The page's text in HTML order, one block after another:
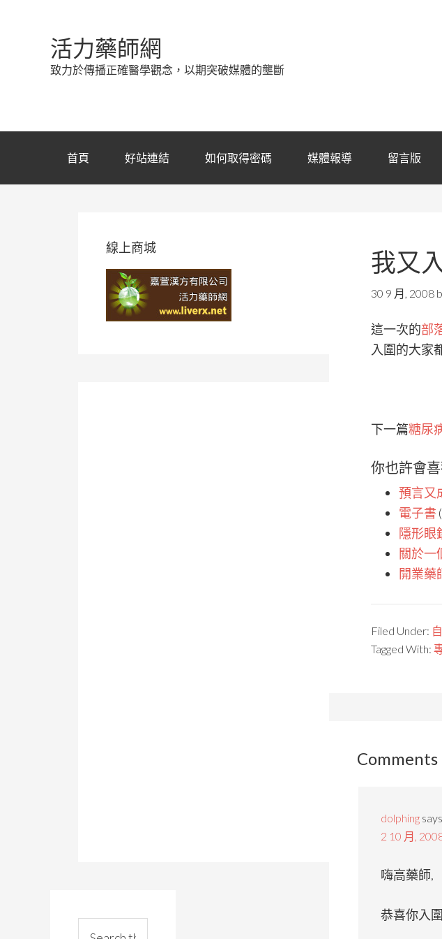
活力藥師網
致力於傳播正確醫學觀念，以期突破媒體的壟斷
首頁 好站連結 如何取得密碼 媒體報導 留言版
我又
30 9 月, 2008
這一次的部
入圍的大家
下一篇糖尿
你也許會
預言又
電子書
隱形眼
關於一
開業藥
Filed Under:
Tagged With:
Comments
dolphing says
2 10 月,
嗨高藥師,
恭喜你入
線上商城